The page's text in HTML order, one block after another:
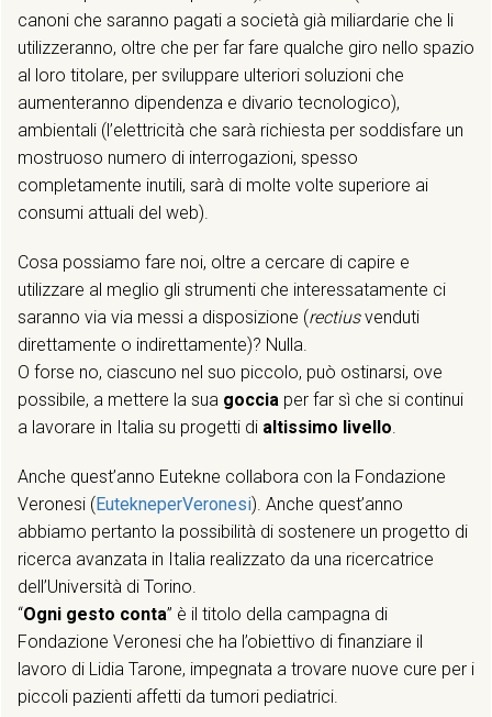
canoni che saranno pagati a società già miliardarie che li
utilizzeranno, oltre che per far fare qualche giro nello spazio
al loro titolare, per sviluppare ulteriori soluzioni che
aumenteranno dipendenza e divario tecnologico),
ambientali (l’elettricità che sarà richiesta per soddisfare un
mostruoso numero di interrogazioni, spesso
completamente inutili, sarà di molte volte superiore ai
consumi attuali del web).
Cosa possiamo fare noi, oltre a cercare di capire e
utilizzare al meglio gli strumenti che interessatamente ci
saranno via via messi a disposizione (rectiusvenduti
direttamente o indirettamente)? Nulla.
O forse no, ciascuno nel suo piccolo, può ostinarsi, ove
possibile, a mettere la sua goccia per far sì che si continui
a lavorare in Italia su progetti di altissimo livello.
Anche quest’anno Eutekne collabora con la Fondazione
Veronesi ( EutekneperVeronesi). Anche quest’anno
abbiamo pertanto la possibilità di sostenere un progetto di
ricerca avanzata in Italia realizzato da una ricercatrice
dell’Università di Torino.
“Ogni gesto conta” è il titolo della campagna di
Fondazione Veronesi che ha l’obiettivo di finanziare il
lavoro di Lidia Tarone, impegnata a trovare nuove cure per i
piccoli pazienti affetti da tumori pediatrici.